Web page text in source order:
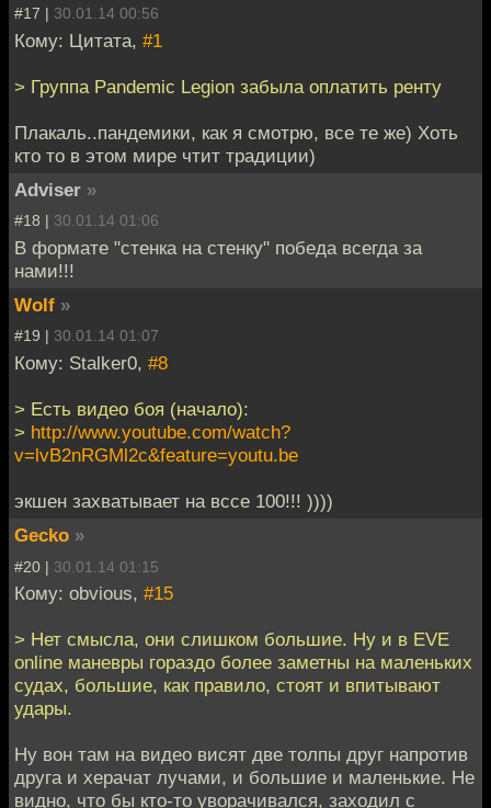
#17 | 30.01.14 00:56
Кому: Цитата, #1
> Группа Pandemic Legion забыла оплатить ренту
Плакаль..пандемики, как я смотрю, все те же) Хоть
кто то в этом мире чтит традиции)
Adviser »
#18 | 30.01.14 01:06
В формате "стенка на стенку" победа всегда за
нами!!!
Wolf »
#19 | 30.01.14 01:07
Кому: Stalker0, #8
> Есть видео боя (начало):
> http://www.youtube.com/watch?
v=lvB2nRGMl2c&feature=youtu.be
экшен захватывает на вссе 100!!! ))))
Gecko »
#20 | 30.01.14 01:15
Кому: obvious, #15
> Нет смысла, они слишком большие. Ну и в EVE
online маневры гораздо более заметны на маленьких
судах, большие, как правило, стоят и впитывают
удары.
Ну вон там на видео висят две толпы друг напротив
друга и херачат лучами, и большие и маленькие. Не
видно, что бы кто-то уворачивался, заходил с